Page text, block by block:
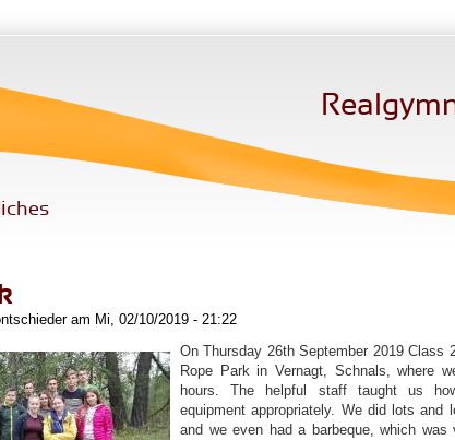
am Mi, 02/10/2019 - 21:22
On Thursday 26th September 2019 Class
Rope Park in Vernagt, Schnals, where
hours. The helpful staff taught us
equipment appropriately. We did lots and
and we even had a barbeque, which was